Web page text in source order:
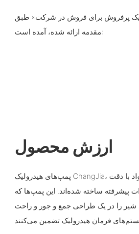
پرفروش برای فروش در شرکت» طبق
مقدمه ارائه شده، آمده است:
ارزش محصول
پمپ‌های هیدرولیک ChangJia، واحدهای فرمان هیدرولیک با کیفیت بالا هستند که از مواد با دقت
پیشرفته ساخته شده‌اند. این پمپ‌ها که
شیر را در یک طراحی جمع و جور و راحت